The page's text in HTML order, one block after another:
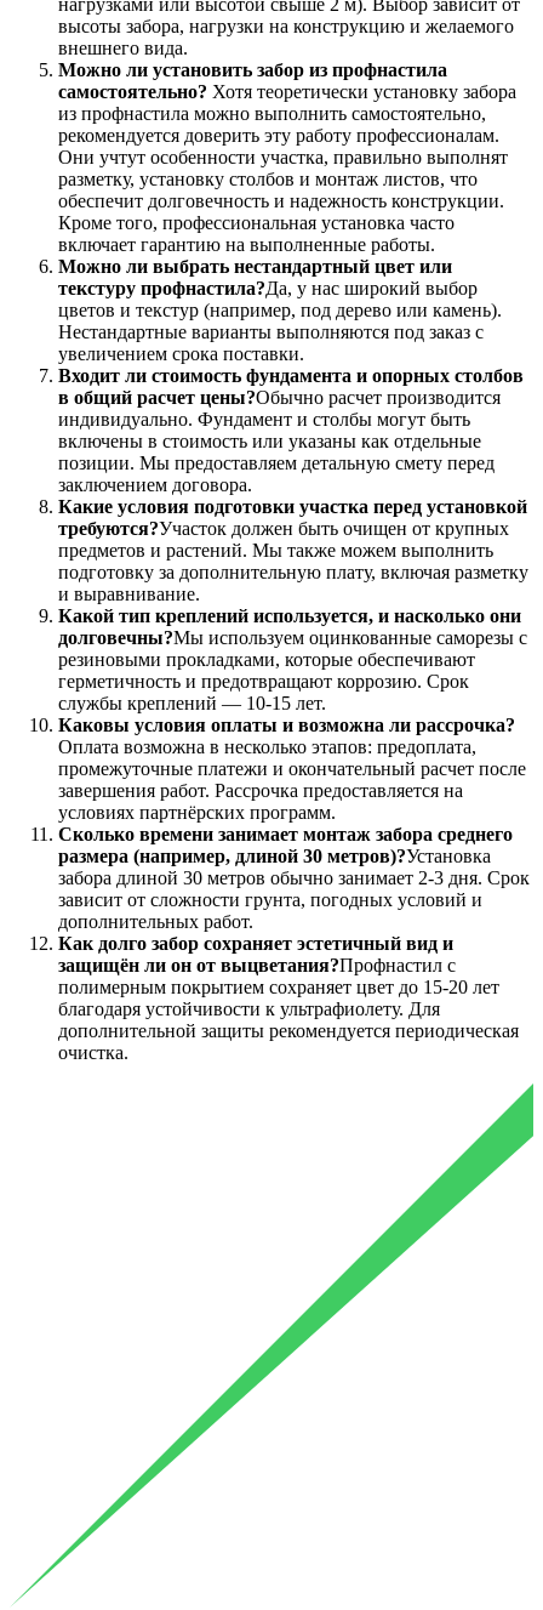
высоты забора, нагрузки на конструкцию и желаемого
внешнего вида.
Можно ли установить забор из профнастила
самостоятельно? Хотя теоретически установку забора
из профнастила можно выполнить самостоятельно,
рекомендуется доверить эту работу профессионалам.
Они учтут особенности участка, правильно выполнят
разметку, установку столбов и монтаж листов, что
обеспечит долговечность и надежность конструкции.
Кроме того, профессиональная установка часто
включает гарантию на выполненные работы.
Можно ли выбрать нестандартный цвет или
текстуру профнастила?Да, у нас широкий выбор
цветов и текстур (например, под дерево или камень).
Нестандартные варианты выполняются под заказ с
увеличением срока поставки.
Входит ли стоимость фундамента и опорных столбов
в общий расчет цены?Обычно расчет производится
индивидуально. Фундамент и столбы могут быть
включены в стоимость или указаны как отдельные
позиции. Мы предоставляем детальную смету перед
заключением договора.
Какие условия подготовки участка перед установкой
требуются?Участок должен быть очищен от крупных
предметов и растений. Мы также можем выполнить
подготовку за дополнительную плату, включая разметку
и выравнивание.
Какой тип креплений используется, и насколько они
долговечны?Мы используем оцинкованные саморезы с
резиновыми прокладками, которые обеспечивают
герметичность и предотвращают коррозию. Срок
службы креплений — 10-15 лет.
Каковы условия оплаты и возможна ли рассрочка?
Оплата возможна в несколько этапов: предоплата,
промежуточные платежи и окончательный расчет после
завершения работ. Рассрочка предоставляется на
условиях партнёрских программ.
Сколько времени занимает монтаж забора среднего
размера (например, длиной 30 метров)?Установка
забора длиной 30 метров обычно занимает 2-3 дня. Срок
зависит от сложности грунта, погодных условий и
дополнительных работ.
Как долго забор сохраняет эстетичный вид и
защищён ли он от выцветания?Профнастил с
полимерным покрытием сохраняет цвет до 15-20 лет
благодаря устойчивости к ультрафиолету. Для
дополнительной защиты рекомендуется периодическая
очистка.